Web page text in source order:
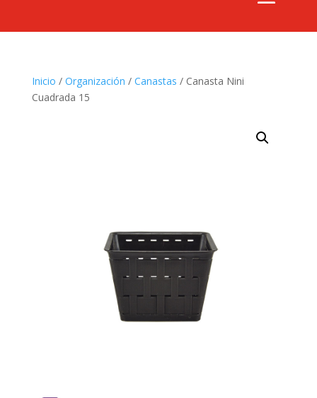
Inicio / Organización / Canastas / Canasta Nini
Cuadrada 15